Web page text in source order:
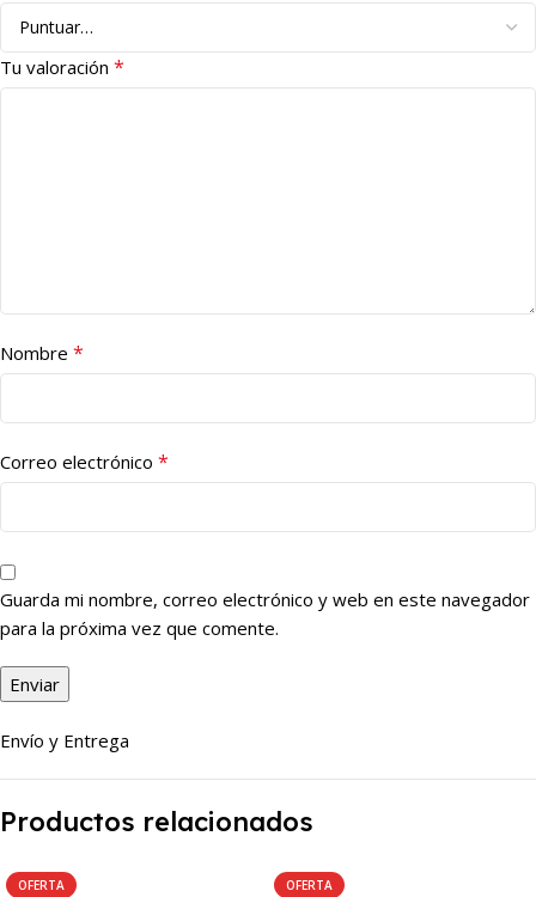
Tu valoración *
Nombre *
Correo electrónico *
Guarda mi nombre, correo electrónico y web en este navegador
para la próxima vez que comente.
Envío y Entrega
Productos relacionados
OFERTA OFERTA